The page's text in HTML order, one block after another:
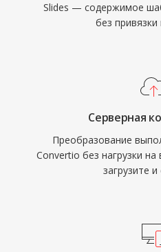
Slides — содержимое
без
Серверная
Преобразование
Convertio без нагрузки
загрузите и